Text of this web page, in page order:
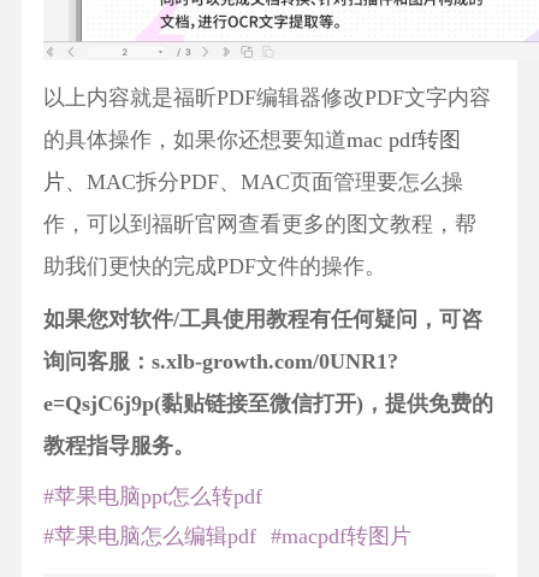
以上内容就是福昕PDF编辑器修改PDF文字内容
的具体操作，如果你还想要知道mac pdf转图
片、MAC拆分PDF、MAC页面管理要怎么操
作，可以到福昕官网查看更多的图文教程，帮
助我们更快的完成PDF文件的操作。
如果您对软件/工具使用教程有任何疑问，可咨
询问客服：s.xlb-growth.com/0UNR1?
e=QsjC6j9p(黏贴链接至微信打开)，提供免费的
教程指导服务。
#苹果电脑ppt怎么转pdf
#苹果电脑怎么编辑pdf
#macpdf转图片